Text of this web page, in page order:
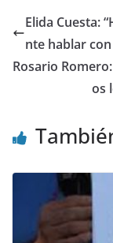
e
b
o
er
Elida Cuesta:
nte hablar
Rosario
os